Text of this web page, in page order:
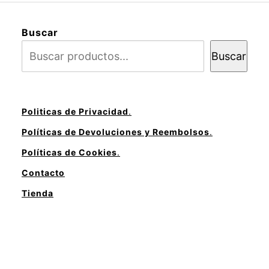
Buscar
Buscar
Politicas de Privacidad.
Políticas de Devoluciones y Reembolsos.
Políticas de Cookies.
Contacto
Tienda